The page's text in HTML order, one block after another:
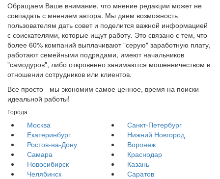
Обращаем Ваше внимание, что мнение редакции может не
совпадать с мнением автора. Мы даем возможность
пользователям дать совет и поделится важной информацией
с соискателями, которые ищут работу. Это связано с тем, что
более 60% компаний выплачивают "серую" заработную плату,
работают семейными подрядами, имеют начальников
"самодуров", либо откровенно занимаются мошенничеством в
отношении сотрудников или клиентов.
Все просто - мы экономим самое ценное, время на поиски
идеальной работы!
Города
Москва
Санкт-Петербург
Екатеринбург
Нижний Новгород
Ростов-на-Дону
Воронеж
Самара
Краснодар
Новосибирск
Казань
Челябинск
Саратов